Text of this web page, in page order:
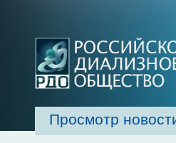
Главная
Просмотр